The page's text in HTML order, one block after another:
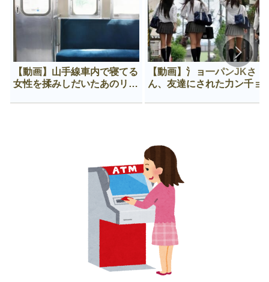
【動画】山手線車内で寝てる
女性を揉みしだいたあのリー
【動画】氵ョ一パンJKさ
ん、友達にされた力ン千ョ